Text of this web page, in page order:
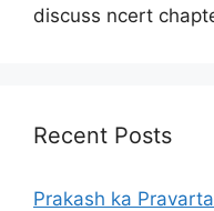
discuss ncert
Recent Posts
Prakash ka